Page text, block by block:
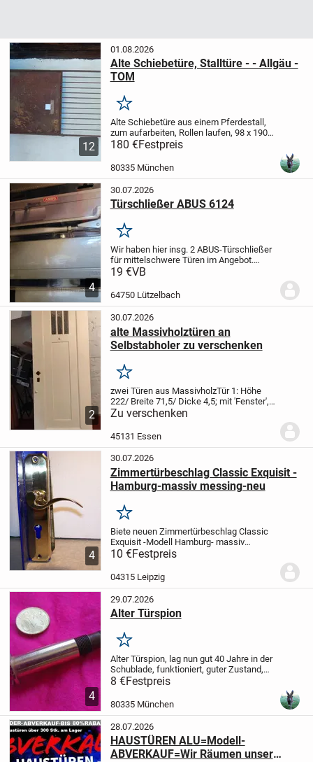
12
01.08.2026
Alte Schiebetüre, Stalltüre - - Allgäu -
TOM
Merken
Alte Schiebetüre aus einem Pferdestall,
zum aufarbeiten, Rollen laufen, 98 x 190
cm (220cm), rostig, 180 €
bei Marktoberdorf (B12) gelagert,
Übergabe in Landsberg/Lech & München
180 €Festpreis
80335 München
4
30.07.2026
Türschließer ABUS 6124
Merken
Wir haben hier insg. 2 ABUS-Türschließer
für mittelschwere Türen im Angebot.
Model AC 6124.
Testzwecken angebracht € 19,-
19 €VB
64750 Lützelbach
2
30.07.2026
alte Massivholztüren an
Selbstabholer zu verschenken
Merken
zwei Türen aus MassivholzTür 1: Höhe
222/ Breite 71,5/ Dicke 4,5; mit 'Fenster',
mit Schloss - Klinke und Schlüssel
4,5 cm; kein Schloss - hatte
wahrscheinlic...
Zu verschenken
45131 Essen
4
30.07.2026
Zimmertürbeschlag Classic Exquisit -
Hamburg-massiv messing-neu
Merken
Biete neuen Zimmertürbeschlag Classic
Exquisit -Modell Hamburg- massiv
messing,Schlüsselloch Buntbart, mit
Montageanleitung!
gern Abholung!
Privatverkauf,...
10 €Festpreis
04315 Leipzig
4
29.07.2026
Alter Türspion
Merken
Alter Türspion, lag nun gut 40 Jahre in der
Schublade, funktioniert, guter Zustand,
Nichtraucherhaushalt, Besichtigung
erwünscht, Verkaufspreis 8 € - Versand
möglich (wird gut verpackt) 5 € -...
8 €Festpreis
80335 München
28.07.2026
HAUSTÜREN ALU=Modell-
ABVERKAUF=Wir Räumen unser